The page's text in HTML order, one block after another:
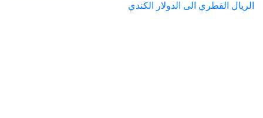
الريال القطري الى الدولار الكندي